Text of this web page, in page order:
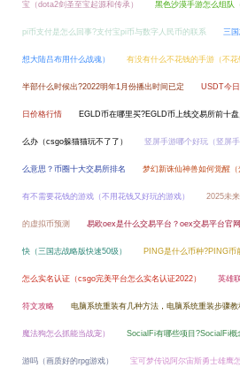
宝（dota2剑圣至宝起源和传承） 黑色沙漠手游怎么组队
pi币支付是怎么回事?支付宝pi币与数字人民币的联系 三
想大陆吕布用什么战魂） 有没有什么不花钱的手游（不花
半部什么时候出?2022明年1月份播出时间已定 USDT今
日价格行情 EGLD币在哪里买?EGLD币上线交易所前十盘
么办（csgo躲猫猫玩不了了） 竖屏手游哪个好玩（竖屏
么意思？币圈十大交易所排名 梦幻新诛仙神兽如何觉醒（
有不需要花钱的游戏（不用花钱又好玩的游戏） 2025未
的虚拟币预测 易欧oex是什么交易平台？oex交易平台官
快（三国志战略版快速50级） PING是什么币种?PING币
怎么实名认证（csgo完美平台怎么实名认证2022） 英雄
符文攻略 电脑系统重装有几种方法，电脑系统重装步骤教
魔法狗怎么抓能当战宠） SocialFi有哪些项目?SocialFi概
游吗（画质好的rpg游戏） 宝可梦传说阿尔宙斯勇士雄鹰